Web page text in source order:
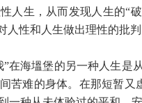
人生，从而发现人生的“
人性和人生做出理性的批判
在海塭堡的另一种人生是
苦难的身体。在那短暂